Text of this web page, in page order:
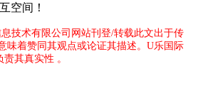
空间！
技术有限公司网站刊登/转载此文出于传
味着赞同其观点或论证其描述。U乐国际
其真实性 。